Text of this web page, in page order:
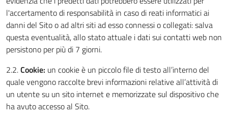
l'accertamento di responsabilità in caso di reati informatici ai
danni del Sito o ad altri siti ad esso connessi o collegati: salva
questa eventualità, allo stato attuale i dati sui contatti web non
persistono per più di 7 giorni.
2.2.Cookie: un cookie è un piccolo file di testo all’interno del
quale vengono raccolte brevi informazioni relative all’attività di
un utente su un sito internet e memorizzate sul dispositivo che
ha avuto accesso al Sito.